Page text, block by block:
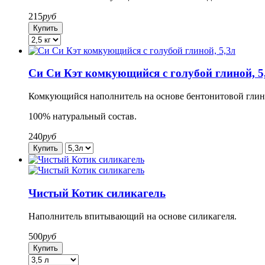
215руб
Си Си Кэт комкующийся с голубой глиной,
Комкующийся наполнитель на основе бентонитовой
100% натуральный состав.
240руб
Чистый Котик силикагель
Наполнитель впитывающий на основе силикагеля.
500руб